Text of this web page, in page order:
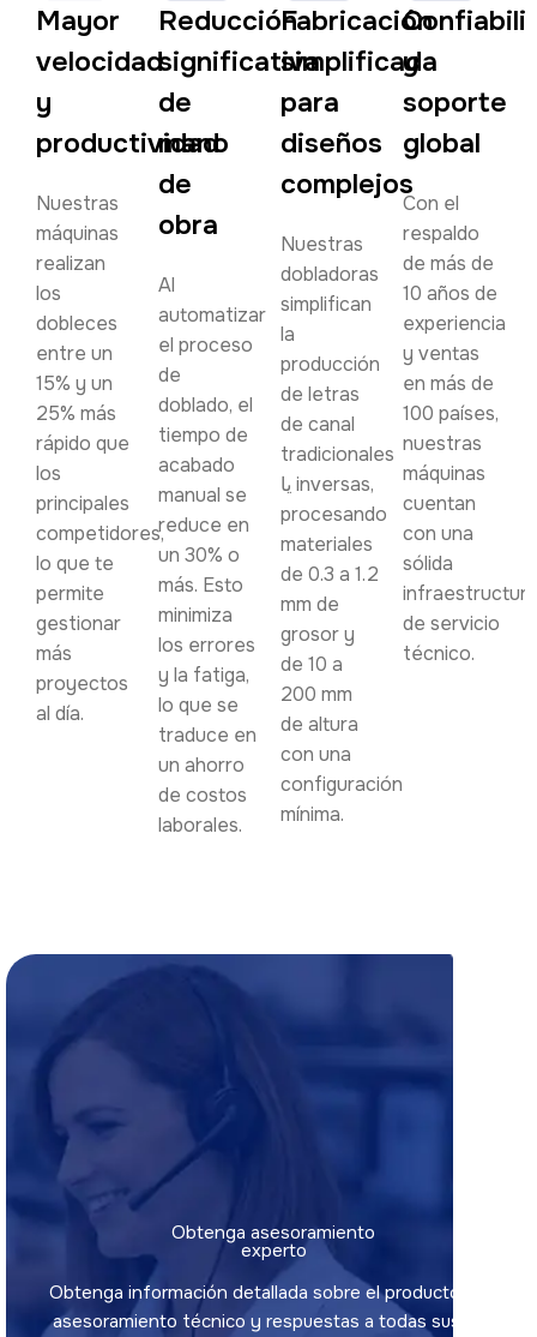
Mayor
velocidad
y
productividad
Nuestras
máquinas
realizan
los
dobleces
entre un
15% y un
25% más
rápido que
los
principales
competidores,
lo que te
permite
gestionar
más
proyectos
al día.
Reducción
significativa
de
mano
de
obra
Al
automatizar
el proceso
de
doblado, el
tiempo de
acabado
manual se
reduce en
un 30% o
más. Esto
minimiza
los errores
y la fatiga,
lo que se
traduce en
un ahorro
de costos
laborales.
Fabricación
simplificada
para
diseños
complejos
Nuestras
dobladoras
simplifican
la
producción
de letras
de canal
tradicionales
یا inversas,
procesando
materiales
de 0.3 a 1.2
mm de
grosor y
de 10 a
200 mm
de altura
con una
configuración
mínima.
y
soporte
global
Con el
respaldo
de más de
10 años de
experiencia
y ventas
en más de
100 países,
nuestras
máquinas
cuentan
con una
sólida
infraestructura
de servicio
técnico.
Obtenga asesoramiento
experto
Obtenga información detallada sobre el producto,
asesoramiento técnico y respuestas a todas sus